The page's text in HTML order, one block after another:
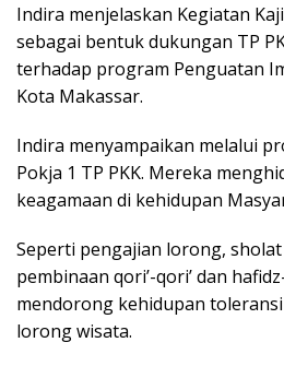
Indira menjelaskan Kegiatan
sebagai bentuk dukungan TP
terhadap program Penguatan
Kota Makassar.
Indira menyampaikan melalui
Pokja 1 TP PKK. Mereka
keagamaan di kehidupan
Seperti pengajian lorong,
pembinaan qori’-qori’ dan
mendorong kehidupan
lorong wisata.